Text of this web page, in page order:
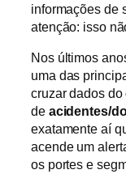
informações de
atenção: isso
Nos últimos
uma das
cruzar dados do
de acidentes/
exatamente aí
acende um
os portes e